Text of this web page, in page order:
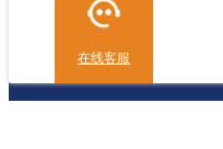
在线客服